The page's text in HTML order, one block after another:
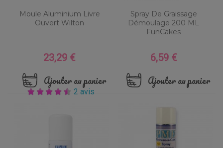
Moule Aluminium Livre
Ouvert Wilton
Prix
23,29 €
Ajouter au panier
2 avis
Spray De Graissage
Démoulage 200 ML
FunCakes
Prix
6,59 €
Ajouter au panier